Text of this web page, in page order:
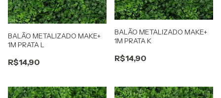
BALÃO METALIZADO MAKE+
1M PRATA L
R$14,90
BALÃO METALIZADO MAKE+
1M PRATA K
R$14,90